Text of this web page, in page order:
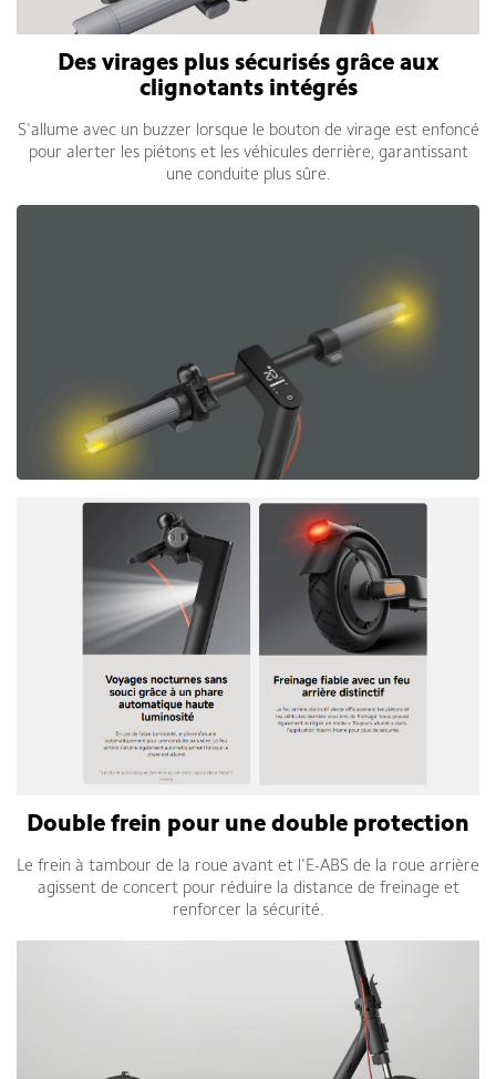
Des virages plus sécurisés grâce aux
clignotants intégrés
S'allume avec un buzzer lorsque le bouton de virage est enfoncé
pour alerter les piétons et les véhicules derrière, garantissant
une conduite plus sûre.
Double frein pour une double protection
Le frein à tambour de la roue avant et l'E-ABS de la roue arrière
agissent de concert pour réduire la distance de freinage et
renforcer la sécurité.